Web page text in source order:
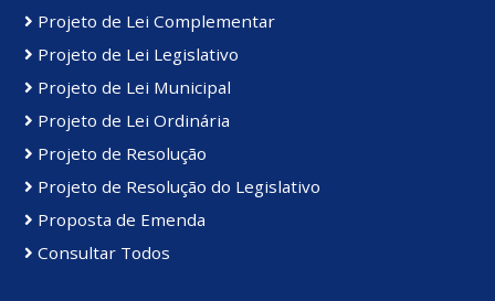
Projeto de Lei Complementar
Projeto de Lei Legislativo
Projeto de Lei Municipal
Projeto de Lei Ordinária
Projeto de Resolução
Projeto de Resolução do Legislativo
Proposta de Emenda
Consultar Todos